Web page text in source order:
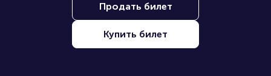
Продать билет
Купить билет